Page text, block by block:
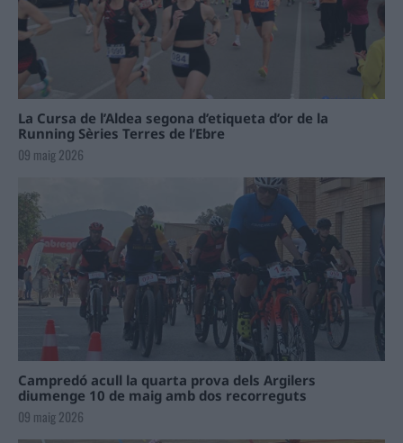
La Cursa de l’Aldea segona d’etiqueta d’or de la
Running Sèries Terres de l’Ebre
09 maig 2026
Campredó acull la quarta prova dels Argilers
diumenge 10 de maig amb dos recorreguts
09 maig 2026